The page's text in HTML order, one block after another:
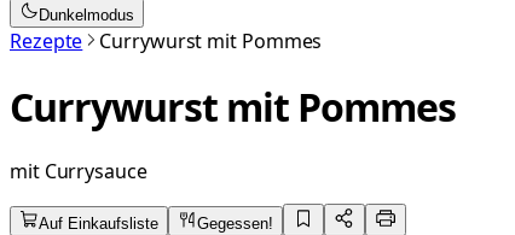
Dunkelmodus
Rezepte Currywurst mit Pommes
Currywurst mit Pommes
mit Currysauce
Auf Einkaufsliste Gegessen!